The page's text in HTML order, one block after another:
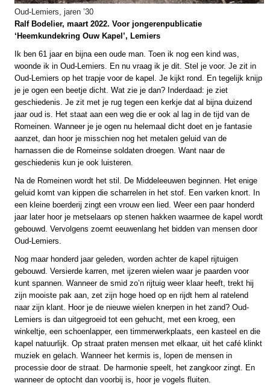
Oud-Lemiers, jaren ’30
Ralf Bodelier, maart 2022. Voor jongerenpublicatie
‘Heemkundekring Ouw Kapel’, Lemiers
Ik ben 61 jaar en bijna een oude man. Toen ik nog een kind was,
woonde ik in Oud-Lemiers. En nu vraag ik je dit. Stel je voor. Je zit in
Oud-Lemiers op het trapje voor de kapel. Je kijkt rond. En tegelijk knijp
je je ogen een beetje dicht. Wat zie je dan? Inderdaad: je ziet
geschiedenis. Je zit met je rug tegen een kerkje dat al bijna duizend
jaar oud is. Het staat aan een weg die er ook al lag in de tijd van de
Romeinen. Wanneer je je ogen nu helemaal dicht doet en je fantasie
aanzet, dan hoor je misschien nog het metalen geluid van de
harnassen die de Romeinse soldaten droegen. Want naar de
geschiedenis kun je ook luisteren.
Na de Romeinen wordt het stil. De Middeleeuwen beginnen. Het enige
geluid komt van kippen die scharrelen in het stof. Een varken knort. In
een kleine boerderij zingt een vrouw een lied. Weer een paar honderd
jaar later hoor je metselaars op stenen hakken waarmee de kapel wordt
gebouwd. Vervolgens zoemt eeuwenlang het bidden van mensen door
Oud-Lemiers.
Nog maar honderd jaar geleden, worden achter de kapel rijtuigen
gebouwd. Versierde karren, met ijzeren wielen waar je paarden voor
kunt spannen. Wanneer de smid zo’n rijtuig weer klaar heeft, trekt hij
zijn mooiste pak aan, zet zijn hoge hoed op en rijdt hem al ratelend
naar zijn klant. Hoor je de nieuwe wielen knerpen in het zand? Oud-
Lemiers is dan uitgegroeid tot een gehucht, met een kroeg, een
winkeltje, een schoenlapper, een timmerwerkplaats, een kasteel en die
kapel natuurlijk. Op straat praten mensen met elkaar, uit het café klinkt
muziek en gelach. Wanneer het kermis is, lopen de mensen in
processie door de straat. De harmonie speelt, het zangkoor zingt. En
wanneer de optocht dan voorbij is, hoor je vogels fluiten.